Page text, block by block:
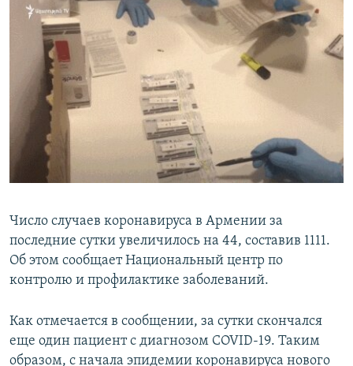
АРХИВ
Հայերեն
English
Русский
Все сайты Радио Азатутюн
Число случаев коронавируса в Армении за
последние сутки увеличилось на 44, составив 1111.
Об этом сообщает Национальный центр по
контролю и профилактике заболеваний.
Как отмечается в сообщении, за сутки скончался
еще один пациент с диагнозом COVID-19. Таким
образом, с начала эпидемии коронавируса нового